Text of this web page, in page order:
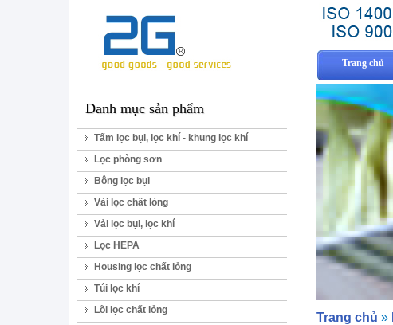
Trang chủ
Danh mục sản phẩm
Tấm lọc bụi, lọc khí - khung lọc khí
Lọc phòng sơn
Bông lọc bụi
Vải lọc chất lỏng
Vải lọc bụi, lọc khí
Lọc HEPA
Housing lọc chất lỏng
Túi lọc khí
Lõi lọc chất lỏng
Trang chủ »